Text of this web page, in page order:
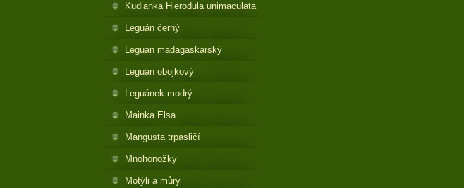
Kudlanka Hierodula unimaculata
Leguán černý
Leguán madagaskarský
Leguán obojkový
Leguánek modrý
Mainka Elsa
Mangusta trpasličí
Mnohonožky
Motýli a můry